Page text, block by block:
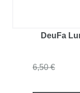
DeuFa
6,50 €